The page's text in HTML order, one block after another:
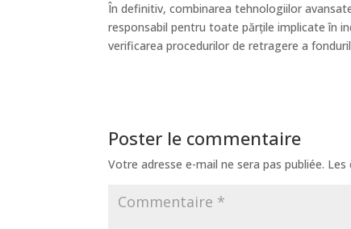
În definitiv, combinarea tehnologiilor
responsabil pentru toate părțile implicate în
verificarea procedurilor de retragere a
Poster le commentaire
Votre adresse e-mail ne sera pas publiée. Les